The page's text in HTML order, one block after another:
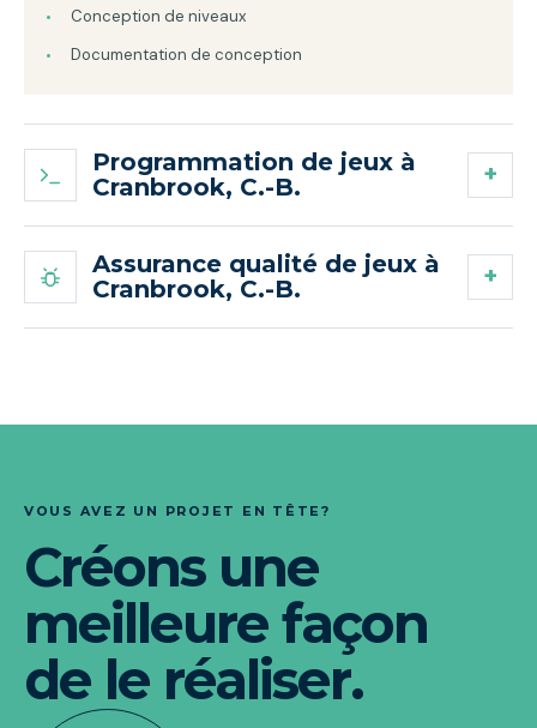
Conception de niveaux
Documentation de conception
Programmation de jeux à
Cranbrook, C.-B.
Assurance qualité de jeux à
Cranbrook, C.-B.
VOUS AVEZ UN PROJET EN TÊTE?
Créons une
meilleure façon
de le réaliser.